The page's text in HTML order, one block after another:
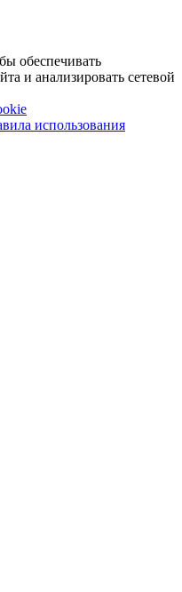
обеспечивать
и анализировать сетевой
использования